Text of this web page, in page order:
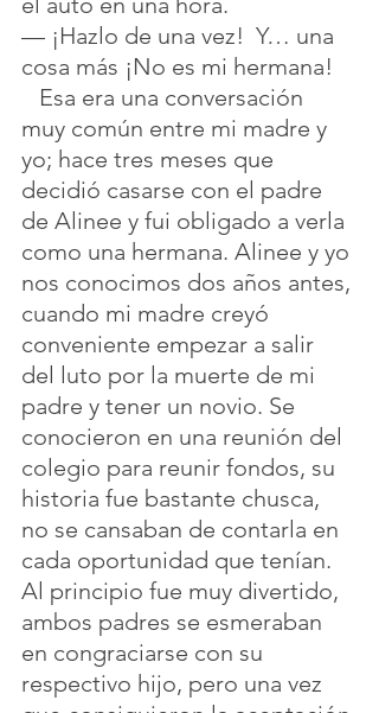
— ¡Hazlo de una vez!  Y… una
cosa más ¡No es mi hermana!
muy común entre mi madre y
yo; hace tres meses que
decidió casarse con el padre
de Alinee y fui obligado a verla
como una hermana. Alinee y yo
nos conocimos dos años antes,
cuando mi madre creyó
conveniente empezar a salir
del luto por la muerte de mi
padre y tener un novio. Se
conocieron en una reunión del
colegio para reunir fondos, su
historia fue bastante chusca,
no se cansaban de contarla en
cada oportunidad que tenían.
Al principio fue muy divertido,
ambos padres se esmeraban
en congraciarse con su
respectivo hijo, pero una vez